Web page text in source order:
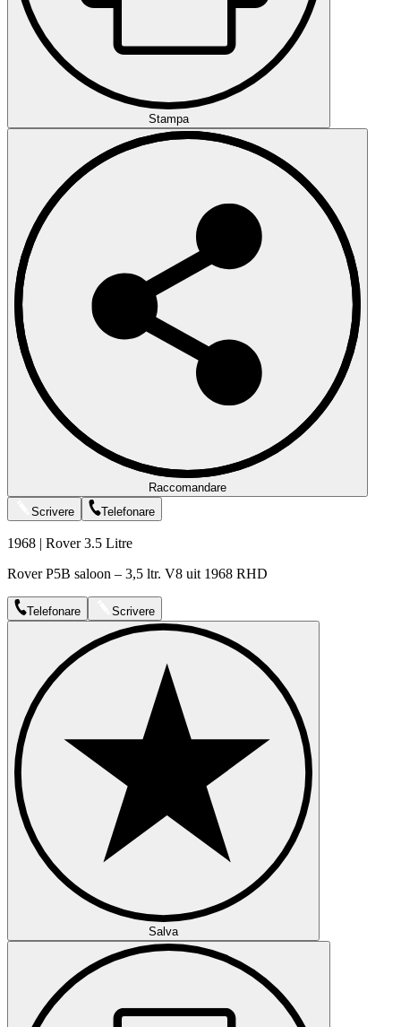
Stampa
Raccomandare
Scrivere
Telefonare
1968 | Rover 3.5 Litre
Rover P5B saloon – 3,5 ltr. V8 uit 1968 RHD
Telefonare Scrivere
Salva